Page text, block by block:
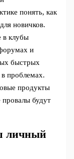
понять, как
новичков.
в клубы
и
быстрых
проблемах.
продукты
будут
личный